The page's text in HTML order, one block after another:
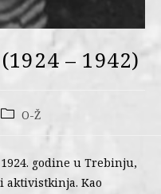
– 1942)
O-Ž
godine u Trebinju,
aktivistkinja. Kao